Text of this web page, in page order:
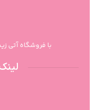
با فروشگاه آتی